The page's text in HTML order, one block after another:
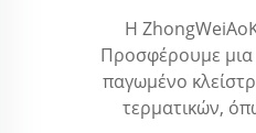
Η
Προσφέρουμε μια
παγωμένο
τερματικών,